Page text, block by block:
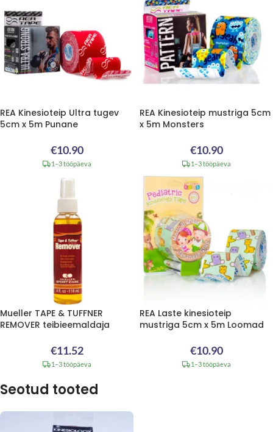
REA Kinesioteip Ultra tugev
5cm x 5m Punane
€10.90
1–3 tööpäeva
REA Kinesioteip mustriga 5cm
x 5m Monsters
€10.90
1–3 tööpäeva
Mueller TAPE & TUFFNER
REMOVER teibieemaldaja
€11.52
1–3 tööpäeva
REA Laste kinesioteip
mustriga 5cm x 5m Loomad
€10.90
1–3 tööpäeva
Seotud tooted